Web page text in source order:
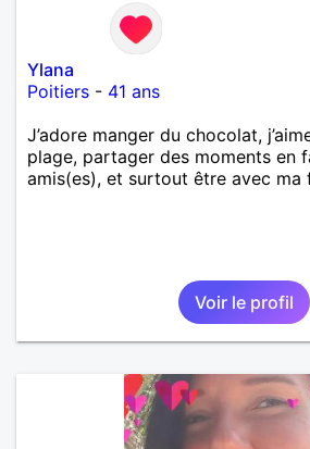
Ylana
Poitiers - 41 ans
J’adore manger du chocolat,
plage, partager des moments en
amis(es), et surtout être avec ma
Voir le profil